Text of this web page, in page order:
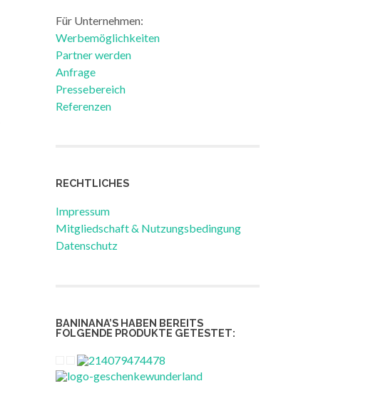
Für Unternehmen:
Werbemöglichkeiten
Partner werden
Anfrage
Pressebereich
Referenzen
RECHTLICHES
Impressum
Mitgliedschaft & Nutzungsbedingung
Datenschutz
BANINANA’S HABEN BEREITS
FOLGENDE PRODUKTE GETESTET: